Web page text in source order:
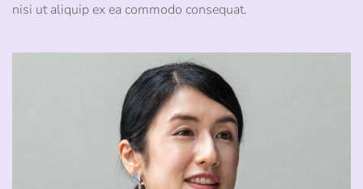
nisi ut aliquip ex ea commodo consequat.